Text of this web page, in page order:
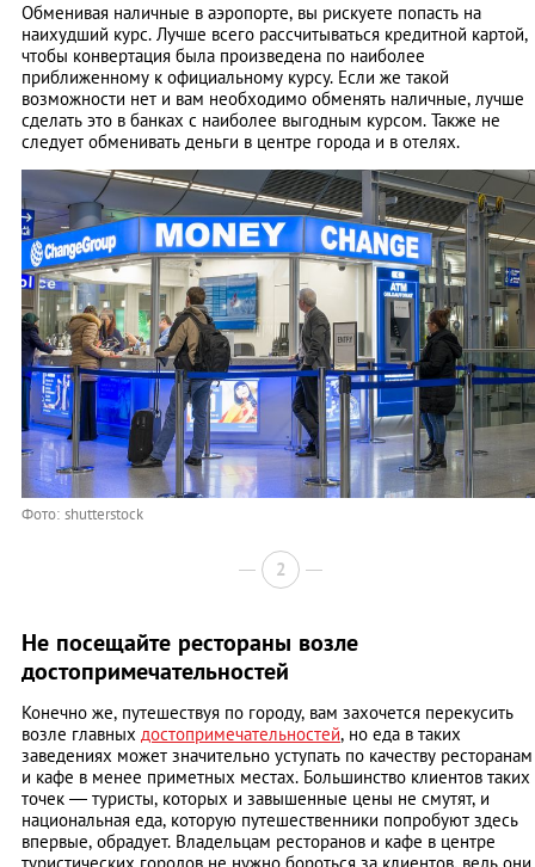
Обменивая наличные в аэропорте, вы рискуете попасть на
наихудший курс. Лучше всего рассчитываться кредитной картой,
чтобы конвертация была произведена по наиболее
приближенному к официальному курсу. Если же такой
возможности нет и вам необходимо обменять наличные, лучше
сделать это в банках с наиболее выгодным курсом. Также не
следует обменивать деньги в центре города и в отелях.
Фото: shutterstock
2
Не посещайте рестораны возле
достопримечательностей
Конечно же, путешествуя по городу, вам захочется перекусить
возле главных достопримечательностей, но еда в таких
заведениях может значительно уступать по качеству ресторанам
и кафе в менее приметных местах. Большинство клиентов таких
точек — туристы, которых и завышенные цены не смутят, и
национальная еда, которую путешественники попробуют здесь
впервые, обрадует. Владельцам ресторанов и кафе в центре